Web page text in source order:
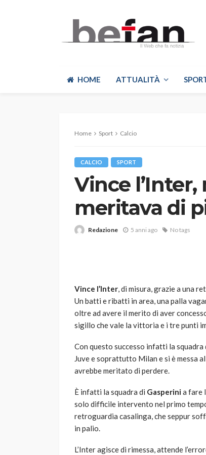
HOME ATTUALITÀ
Home Sport Calcio
CALCIO SPORT
Vince l’Inter,
meritava di
Redazione 5 anni ago No tags
Vince l’Inter, di misura, grazie a una
Un batti e ribatti in area, una palla
oltre ad avere il merito di aver
sigillo che vale la vittoria e i tre punti
Con questo successo infatti la squadra
Juve e soprattutto Milan e si è messa
avrebbe meritato di perdere.
È infatti la squadra di Gasperinia fare
solo difficile intervento nel primo
retroguardia casalinga, che seppur
in palio.
L’Inter agisce di rimessa, attende
VARIE
Robot
scegliere per
god 1 anno ago